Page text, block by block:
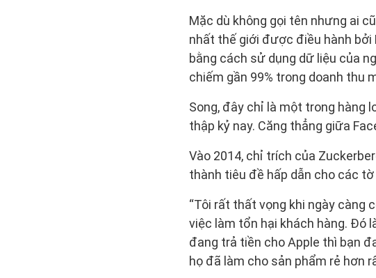
Mặc dù không gọi tên nhưng ai
nhất thế giới được điều hành bởi
bằng cách sử dụng dữ liệu của
chiếm gần 99% trong doanh thu
Song, đây chỉ là một trong hàng
thập kỷ nay. Căng thẳng giữa
Vào 2014, chỉ trích của
thành tiêu đề hấp dẫn cho các tờ
“Tôi rất thất vọng khi ngày càng
việc làm tổn hại khách hàng. Đó
đang trả tiền cho Apple thì bạn
họ đã làm cho sản phẩm rẻ hơn